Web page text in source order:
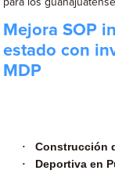
para los
Mejora SOP
estado con
MDP
·
Construcción
· Deportiva en